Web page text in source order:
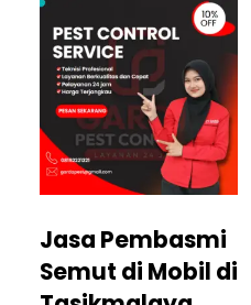
Jasa Pembasmi
Semut di Mobil di